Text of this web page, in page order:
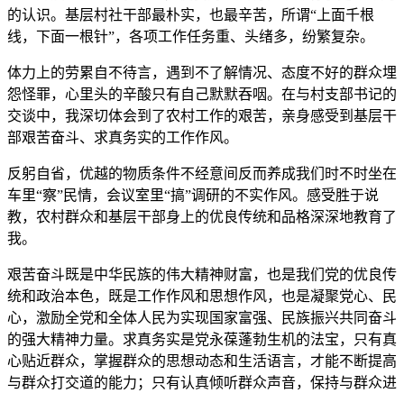
的认识。基层村社干部最朴实，也最辛苦，所谓“上面千根
线，下面一根针”，各项工作任务重、头绪多，纷繁复杂。
体力上的劳累自不待言，遇到不了解情况、态度不好的群众埋
怨怪罪，心里头的辛酸只有自己默默吞咽。在与村支部书记的
交谈中，我深切体会到了农村工作的艰苦，亲身感受到基层干
部艰苦奋斗、求真务实的工作作风。
反躬自省，优越的物质条件不经意间反而养成我们时不时坐在
车里“察”民情，会议室里“搞”调研的不实作风。感受胜于说
教，农村群众和基层干部身上的优良传统和品格深深地教育了
我。
艰苦奋斗既是中华民族的伟大精神财富，也是我们党的优良传
统和政治本色，既是工作作风和思想作风，也是凝聚党心、民
心，激励全党和全体人民为实现国家富强、民族振兴共同奋斗
的强大精神力量。求真务实是党永葆蓬勃生机的法宝，只有真
心贴近群众，掌握群众的思想动态和生活语言，才能不断提高
与群众打交道的能力；只有认真倾听群众声音，保持与群众进